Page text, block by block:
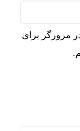
مرورگر برای